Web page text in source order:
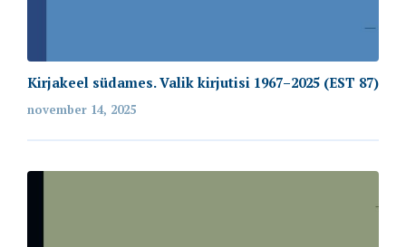
Kirjakeel südames. Valik kirjutisi 1967–2025 (EST 87)
november 14, 2025